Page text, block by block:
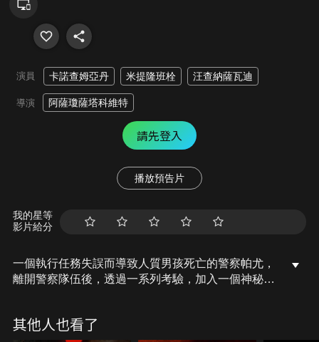
演員 卡諾查姆亞丹 米提隆班栓 汪查納薩瓦迪
導演 阿薩瓊薩塔科維特
請先登入
播放預告片
我的星等
影片給分
一個執行任務失誤而導致人質男孩死亡的警察帕尤，
離開警察隊伍後，透過一系列考驗，加入一個神秘的
選擇。
其他人也看了